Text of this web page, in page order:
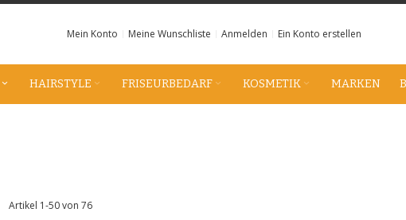
Mein Konto Meine Wunschliste Anmelden Ein Konto erstellen
HAIRSTYLE FRISEURBEDARF KOSMETIK MARKEN
Artikel 1-50von 76